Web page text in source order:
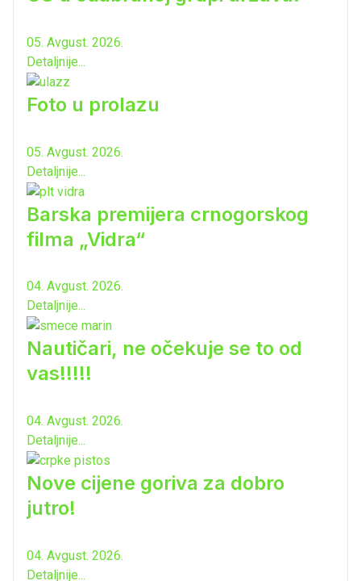
05. Avgust. 2026.
Detaljnije...
Foto u prolazu
05. Avgust. 2026.
Detaljnije...
Barska premijera crnogorskog
filma „Vidra“
04. Avgust. 2026.
Detaljnije...
Nautičari, ne očekuje se to od
vas!!!!!
04. Avgust. 2026.
Detaljnije...
Nove cijene goriva za dobro
jutro!
04. Avgust. 2026.
Detaljnije...